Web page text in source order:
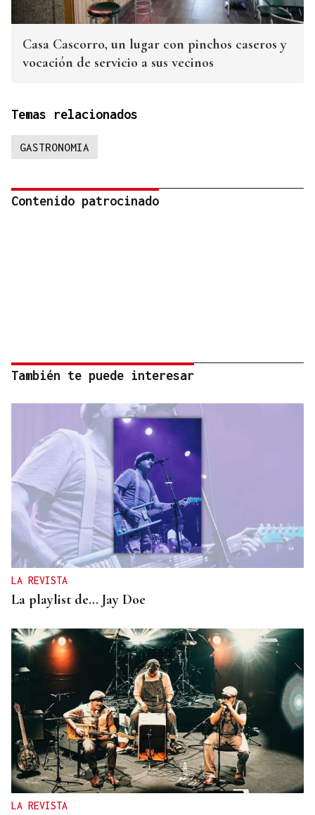
Casa Cascorro, un lugar con pinchos caseros y
vocación de servicio a sus vecinos
Temas relacionados
GASTRONOMIA
Contenido patrocinado
También te puede interesar
LA REVISTA
La playlist de... Jay Doe
LA REVISTA